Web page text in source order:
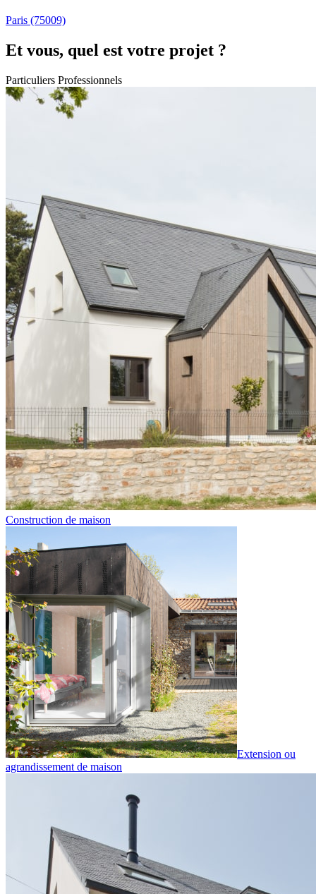
Paris (75009)
Et vous, quel est votre projet ?
Particuliers Professionnels
Construction de maison
Extension ou
agrandissement de maison